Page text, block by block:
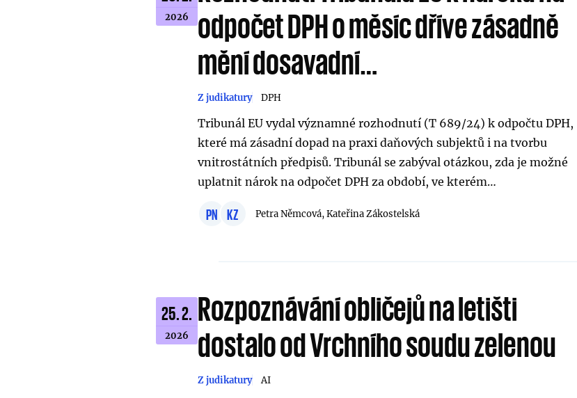
2026
odpočet DPH o měsíc dříve zásadně
mění dosavadní…
Z judikatury DPH
Tribunál EU vydal významné rozhodnutí (T 689/24) k odpočtu DPH,
které má zásadní dopad na praxi daňových subjektů i na tvorbu
vnitrostátních předpisů. Tribunál se zabýval otázkou, zda je možné
uplatnit nárok na odpočet DPH za období, ve kterém…
PN KZ Petra Němcová,Kateřina Zákostelská
25. 2.
2026
Rozpoznávání obličejů na letišti
dostalo od Vrchního soudu zelenou
Z judikatury AI